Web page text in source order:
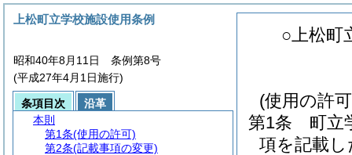
○上松町
(使用の許
第1条
町立
項を記載
上松町立学校施設使用条例
昭和40年8月11日 条例第8号
(平成27年4月1日施行)
条項目次
沿革
本則
第1条(使用の許可)
第2条(記載事項の変更)